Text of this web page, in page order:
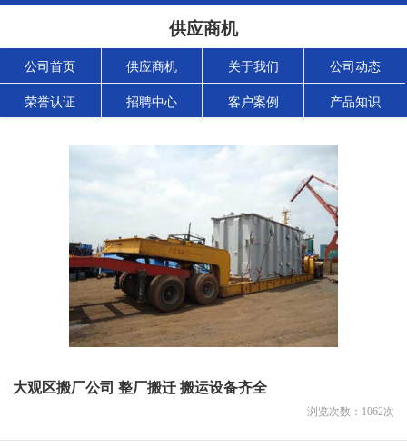
供应商机
公司首页 供应商机 关于我们 公司动态
荣誉认证 招聘中心 客户案例 产品知识
大观区搬厂公司 整厂搬迁 搬运设备齐全
浏览次数： 1062次